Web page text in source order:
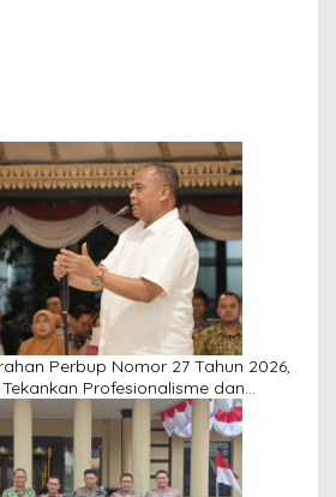
Perbup Nomor 27 Tahun 2026,
Profesionalisme dan